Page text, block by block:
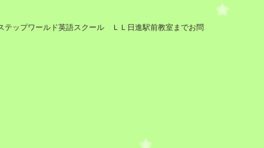
ップワールド英語スクール ＬＬ日進駅前教室までお問